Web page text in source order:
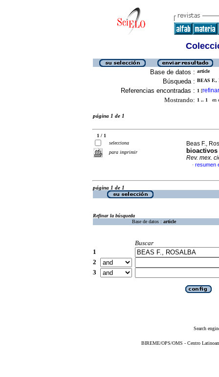
Base de datos : article
Búsqueda : BEAS F.,
Referencias encontradas : 1 [refinar
Mostrando: 1 .. 1 en
página 1 de 1
1 / 1
selecciona
para imprimir
Beas F.,
Rev. mex.
· resumen
página 1 de 1
Refinar la búsqueda
Base de datos : article
Buscar
1
2
3
Search
BIREME/OPS/OMS - Centro